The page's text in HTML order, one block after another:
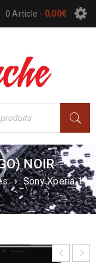
0 Article - 0,00€
NOIR
› Sony Xperia 1